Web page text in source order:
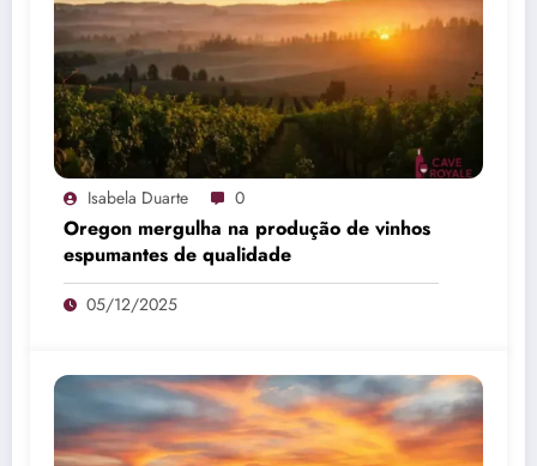
Isabela Duarte 0
Oregon mergulha na produção de vinhos
espumantes de qualidade
05/12/2025